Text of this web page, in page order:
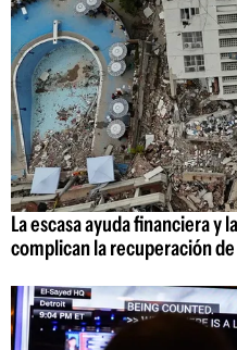
La escasa ayuda financiera y
complican la recuperación